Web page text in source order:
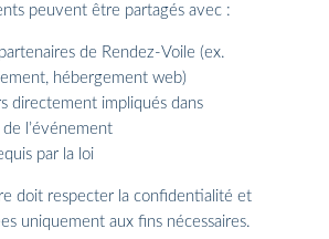
peuvent être partagés avec :
de Rendez-Voile (ex.
hébergement web)
directement impliqués dans
de l’événement
par la loi
doit respecter la confidentialité et
uniquement aux fins nécessaires.